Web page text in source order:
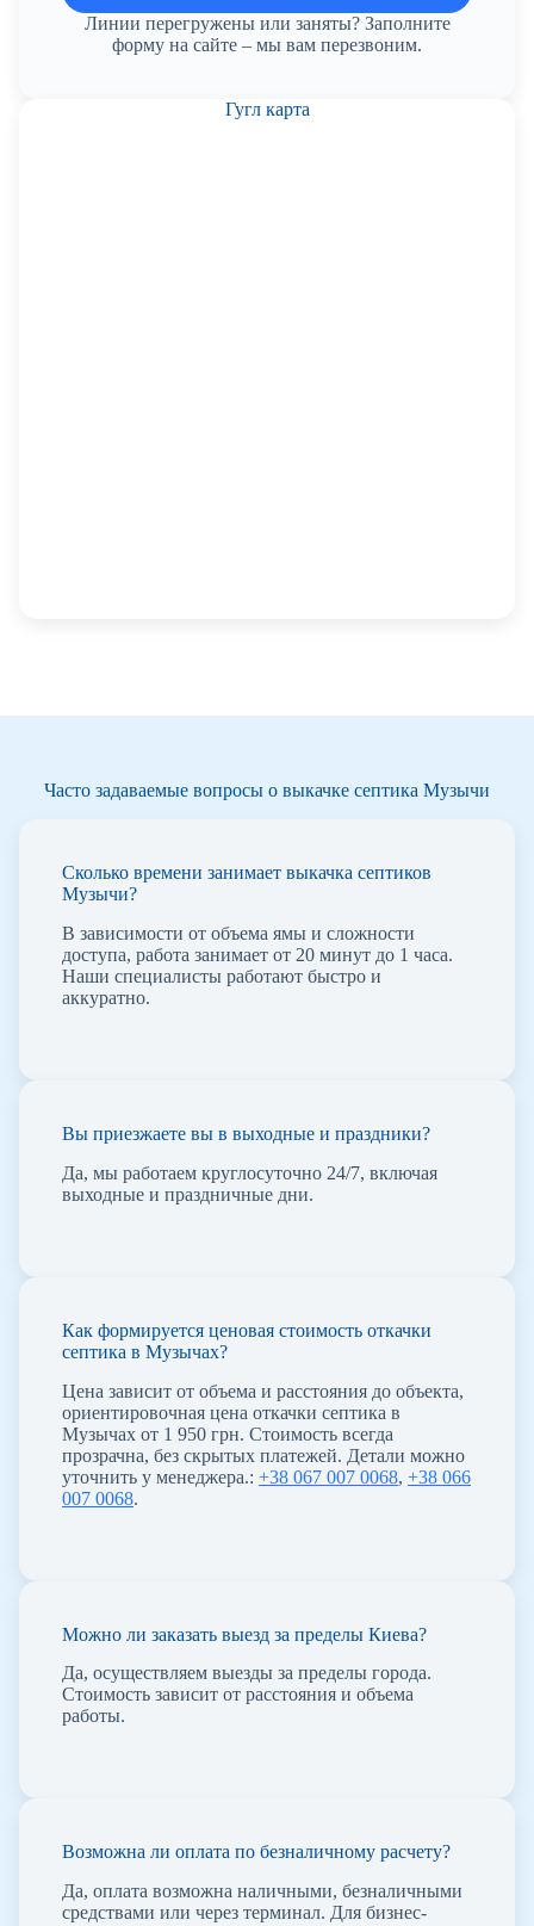
Линии перегружены или заняты? Заполните
форму на сайте – мы вам перезвоним.
Гугл карта
Часто задаваемые вопросы о выкачке септика Музычи
Сколько времени занимает выкачка септиков
Музычи?
В зависимости от объема ямы и сложности
доступа, работа занимает от 20 минут до 1 часа.
Наши специалисты работают быстро и
аккуратно.
Вы приезжаете вы в выходные и праздники?
Да, мы работаем круглосуточно 24/7, включая
выходные и праздничные дни.
Как формируется ценовая стоимость откачки
септика в Музычах?
Цена зависит от объема и расстояния до объекта,
ориентировочная цена откачки септика в
Музычах от 1 950 грн. Стоимость всегда
прозрачна, без скрытых платежей. Детали можно
уточнить у менеджера.: +38 067 007 0068, +38 066
007 0068.
Можно ли заказать выезд за пределы Киева?
Да, осуществляем выезды за пределы города.
Стоимость зависит от расстояния и объема
работы.
Возможна ли оплата по безналичному расчету?
Да, оплата возможна наличными, безналичными
средствами или через терминал. Для бизнес-